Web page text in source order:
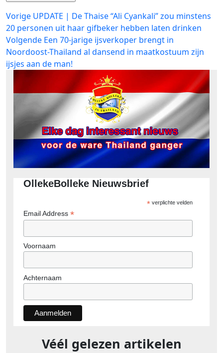
Bericht
navigatie
Vorige Vorig
bericht:
UPDATE | De Thaise “Ali Cyankali” zou minstens
20 personen uit haar gifbeker hebben laten drinken
Volgende Volgend
bericht:
Een 70-jarige ijsverkoper brengt in
Noordoost-Thailand al dansend in maatkostuum zijn
ijsjes aan de man!
OllekeBolleke Nieuwsbrief
*verplichte velden
Email Address *
Voornaam
Achternaam
Véél gelezen artikelen